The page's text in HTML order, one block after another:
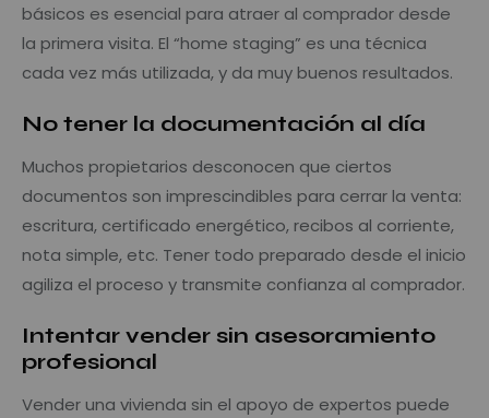
básicos es esencial para atraer al comprador desde
la primera visita. El “home staging” es una técnica
cada vez más utilizada, y da muy buenos resultados.
No tener la documentación al día
Muchos propietarios desconocen que ciertos
documentos son imprescindibles para cerrar la venta:
escritura, certificado energético, recibos al corriente,
nota simple, etc. Tener todo preparado desde el inicio
agiliza el proceso y transmite confianza al comprador.
Intentar vender sin asesoramiento
profesional
Vender una vivienda sin el apoyo de expertos puede